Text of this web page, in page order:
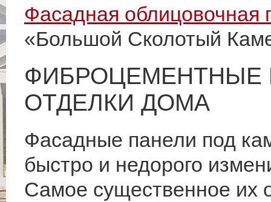
Фасадная облицовочная
«Большой Сколотый
ФИБРОЦЕМЕНТНЫЕ
ОТДЕЛКИ ДОМА
Фасадные панели под
быстро и недорого
Самое существенное их